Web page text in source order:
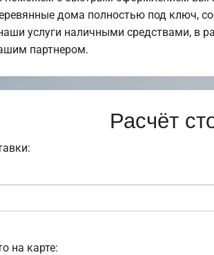
дома полностью под ключ,
услуги наличными средствами, в
партнером.
Расчёт
на карте: